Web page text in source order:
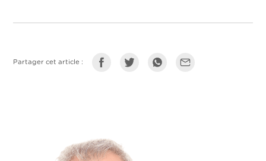
Partager cet article :